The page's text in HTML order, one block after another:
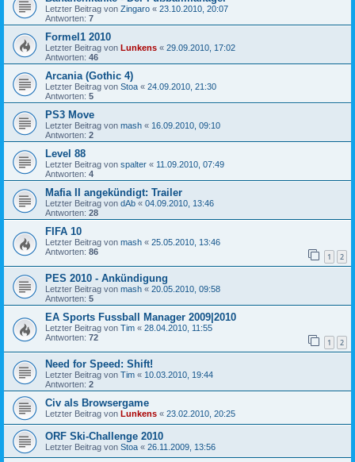
Letzter Beitrag von Zingaro « 23.10.2010, 20:07
Antworten: 7
Formel1 2010
Letzter Beitrag von Lunkens « 29.09.2010, 17:02
Antworten: 46
Arcania (Gothic 4)
Letzter Beitrag von Stoa « 24.09.2010, 21:30
Antworten: 5
PS3 Move
Letzter Beitrag von mash « 16.09.2010, 09:10
Antworten: 2
Level 88
Letzter Beitrag von spalter « 11.09.2010, 07:49
Antworten: 4
Mafia II angekündigt: Trailer
Letzter Beitrag von dAb « 04.09.2010, 13:46
Antworten: 28
FIFA 10
Letzter Beitrag von mash « 25.05.2010, 13:46
Antworten: 86 1 2
PES 2010 - Ankündigung
Letzter Beitrag von mash « 20.05.2010, 09:58
Antworten: 5
EA Sports Fussball Manager 2009|2010
Letzter Beitrag von Tim « 28.04.2010, 11:55
Antworten: 72 1 2
Need for Speed: Shift!
Letzter Beitrag von Tim « 10.03.2010, 19:44
Antworten: 2
Civ als Browsergame
Letzter Beitrag von Lunkens « 23.02.2010, 20:25
ORF Ski-Challenge 2010
Letzter Beitrag von Stoa « 26.11.2009, 13:56